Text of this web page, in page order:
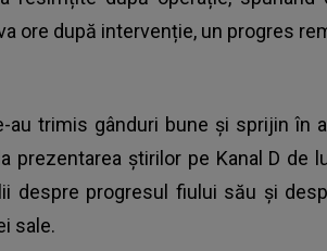
ore după intervenție, un progres
trimis gânduri bune și sprijin în
prezentarea știrilor pe Kanal D de
despre progresul fiului său și
sale.